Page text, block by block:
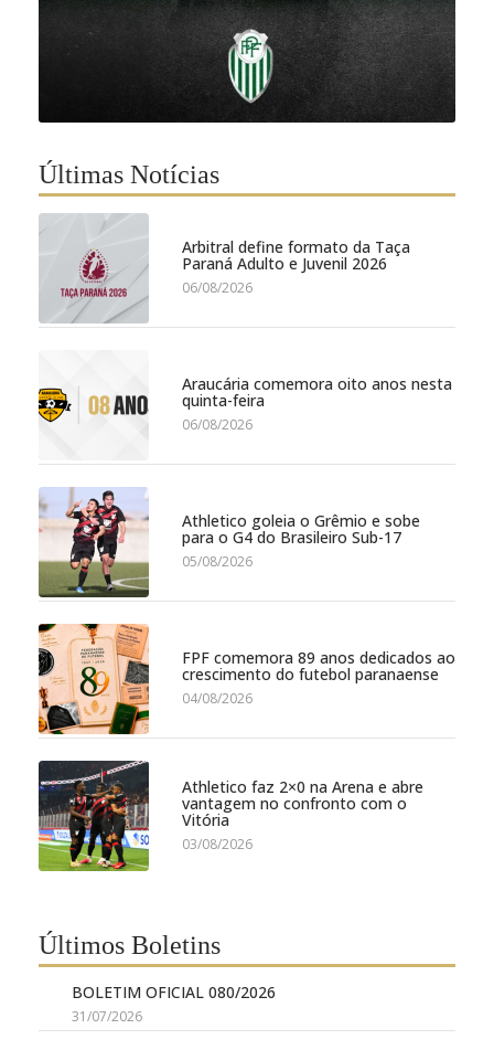
Últimas Notícias
Arbitral define formato da Taça
Paraná Adulto e Juvenil 2026
06/08/2026
Araucária comemora oito anos nesta
quinta-feira
06/08/2026
Athletico goleia o Grêmio e sobe
para o G4 do Brasileiro Sub-17
05/08/2026
FPF comemora 89 anos dedicados ao
crescimento do futebol paranaense
04/08/2026
Athletico faz 2×0 na Arena e abre
vantagem no confronto com o
Vitória
03/08/2026
Últimos Boletins
BOLETIM OFICIAL 080/2026
31/07/2026